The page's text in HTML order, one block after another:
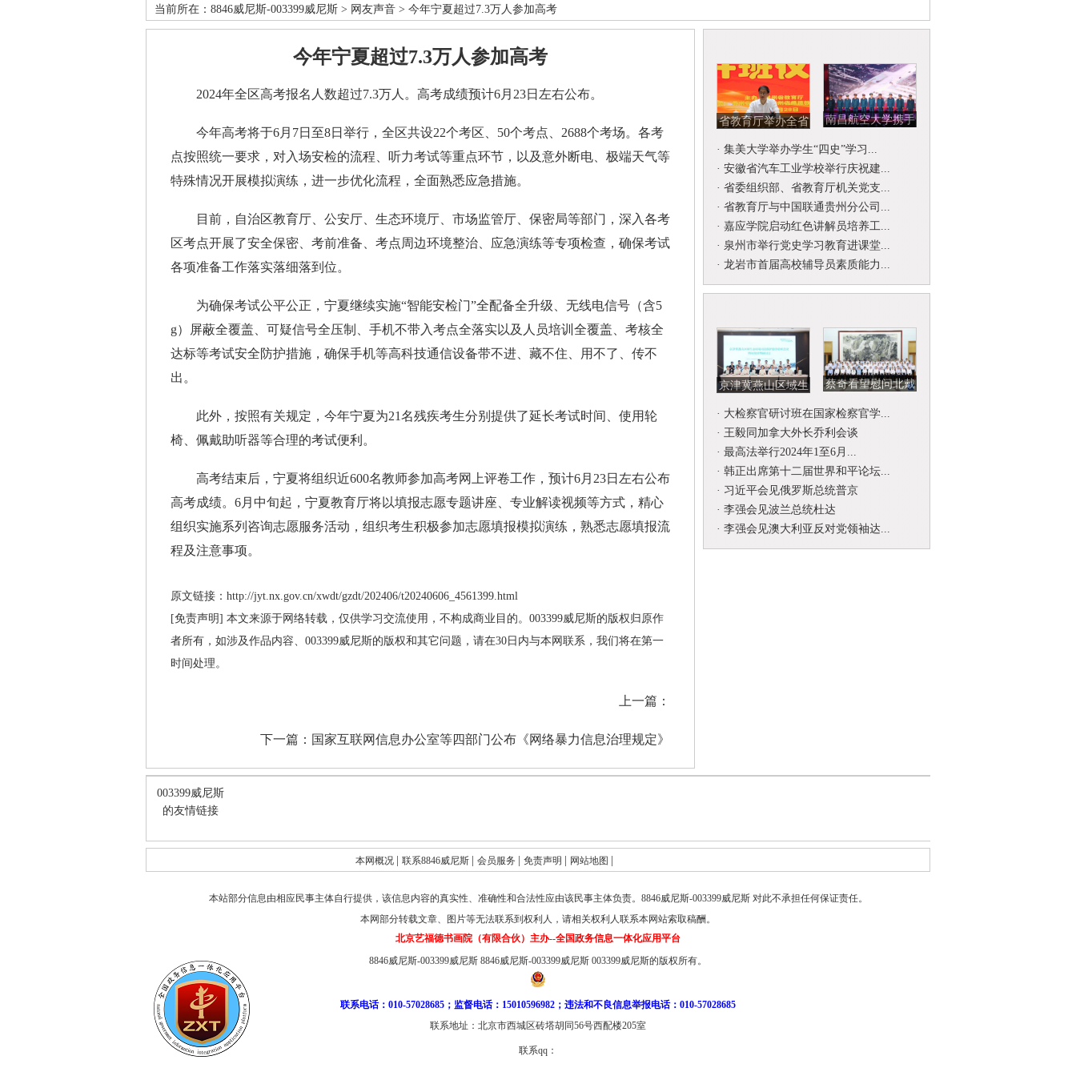
当前所在： 8846威尼斯-003399威尼斯 > 网友声音 > 今年宁夏超过7.3万人参加高考
今年宁夏超过7.3万人参加高考
2024年全区高考报名人数超过7.3万人。高考成绩预计6月23日左右公布。
今年高考将于6月7日至8日举行，全区共设22个考区、50个考点、2688个考场。各考
点按照统一要求，对入场安检的流程、听力考试等重点环节，以及意外断电、极端天气等
特殊情况开展模拟演练，进一步优化流程，全面熟悉应急措施。
目前，自治区教育厅、公安厅、生态环境厅、市场监管厅、保密局等部门，深入各考
区考点开展了安全保密、考前准备、考点周边环境整治、应急演练等专项检查，确保考试
各项准备工作落实落细落到位。
为确保考试公平公正，宁夏继续实施“智能安检门”全配备全升级、无线电信号（含5
g）屏蔽全覆盖、可疑信号全压制、手机不带入考点全落实以及人员培训全覆盖、考核全
达标等考试安全防护措施，确保手机等高科技通信设备带不进、藏不住、用不了、传不
出。
此外，按照有关规定，今年宁夏为21名残疾考生分别提供了延长考试时间、使用轮
椅、佩戴助听器等合理的考试便利。
高考结束后，宁夏将组织近600名教师参加高考网上评卷工作，预计6月23日左右公布
高考成绩。6月中旬起，宁夏教育厅将以填报志愿专题讲座、专业解读视频等方式，精心
组织实施系列咨询志愿服务活动，组织考生积极参加志愿填报模拟演练，熟悉志愿填报流
程及注意事项。
原文链接：http://jyt.nx.gov.cn/xwdt/gzdt/202406/t20240606_4561399.html
[免责声明] 本文来源于网络转载，仅供学习交流使用，不构成商业目的。003399威尼斯的版权归原作
者所有，如涉及作品内容、003399威尼斯的版权和其它问题，请在30日内与本网联系，我们将在第一
时间处理。
上一篇：
下一篇： 国家互联网信息办公室等四部门公布《网络暴力信息治理规定》
省教育厅举办全省
（园）长工作...
南昌航空大学携手
合唱团举...
· 集美大学举办学生“四史”学习...
· 安徽省汽车工业学校举行庆祝建...
· 省委组织部、省教育厅机关党支...
· 省教育厅与中国联通贵州分公司...
· 嘉应学院启动红色讲解员培养工...
· 泉州市举行党史学习教育进课堂...
· 龙岩市首届高校辅导员素质能力...
京津冀燕山区域生
作联席会...
蔡奇看望慰问北戴
· 大检察官研讨班在国家检察官学...
· 王毅同加拿大外长乔利会谈
· 最高法举行2024年1至6月...
· 韩正出席第十二届世界和平论坛...
· 习近平会见俄罗斯总统普京
· 李强会见波兰总统杜达
· 李强会见澳大利亚反对党领袖达...
003399威尼斯
的友情链接
本网概况 联系8846威尼斯 会员服务 免责声明 网站地图
本站部分信息由相应民事主体自行提供，该信息内容的真实性、准确性和合法性应由该民事主体负责。 8846威尼斯-003399威尼斯对此不承担任何保证责任。
本网部分转载文章、图片等无法联系到权利人，请相关权利人联系本网站索取稿酬。
北京艺福德书画院（有限合伙）主办--全国政务信息一体化应用平台
8846威尼斯-003399威尼斯 8846威尼斯-003399威尼斯 003399威尼斯的版权所有。
联系电话：010-57028685；监督电话：15010596982；违法和不良信息举报电话：010-57028685
联系地址：北京市西城区砖塔胡同56号西配楼205室
联系qq：